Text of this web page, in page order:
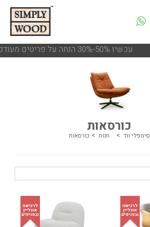
!!! עכשיו 50%-30% הנחה על פריטים מעודפים ותצוגות הסניפים
כורסאות
סימפלי ווד חנות כורסאות